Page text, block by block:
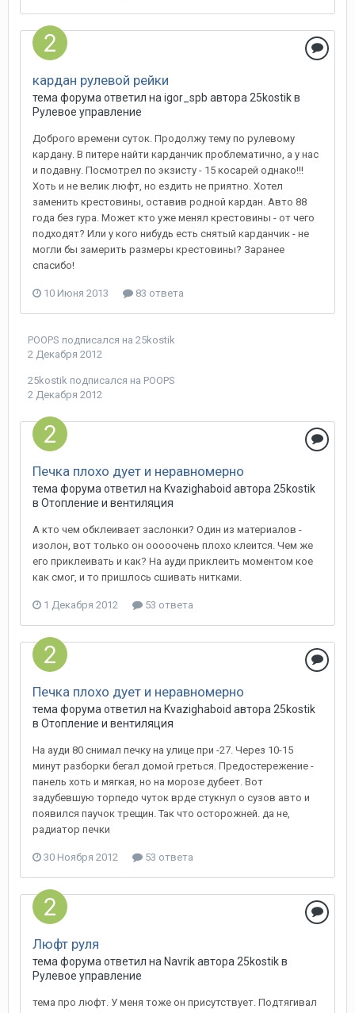
кардан рулевой рейки
тема форума ответил на igor_spb автора 25kostikв
Рулевое управление
Доброго времени суток. Продолжу тему по рулевому
кардану. В питере найти карданчик проблематично, а у нас
и подавну. Посмотрел по экзисту - 15 косарей однако!!!
Хоть и не велик люфт, но ездить не приятно. Хотел
заменить крестовины, оставив родной кардан. Авто 88
года без гура. Может кто уже менял крестовины - от чего
подходят? Или у кого нибудь есть снятый карданчик - не
могли бы замерить размеры крестовины? Заранее
спасибо!
10 Июня 2013 83 ответа
POOPS подписался на 25kostik
2 Декабря 2012
25kostik подписался на POOPS
2 Декабря 2012
Печка плохо дует и неравномерно
тема форума ответил на Kvazighaboid автора 25kostik
в Отопление и вентиляция
А кто чем обклеивает заслонки? Один из материалов -
изолон, вот только он ооооочень плохо клеится. Чем же
его приклеивать и как? На ауди приклеить моментом кое
как смог, и то пришлось сшивать нитками.
1 Декабря 2012 53 ответа
Печка плохо дует и неравномерно
тема форума ответил на Kvazighaboid автора 25kostik
в Отопление и вентиляция
На ауди 80 снимал печку на улице при -27. Через 10-15
минут разборки бегал домой греться. Предостережение -
панель хоть и мягкая, но на морозе дубеет. Вот
задубевшую торпедо чуток врде стукнул о сузов авто и
появился паучок трещин. Так что осторожней. да не,
радиатор печки
30 Ноября 2012 53 ответа
Люфт руля
тема форума ответил на Navrikавтора 25kostikв
Рулевое управление
тема про люфт. У меня тоже он присутствует. Подтягивал